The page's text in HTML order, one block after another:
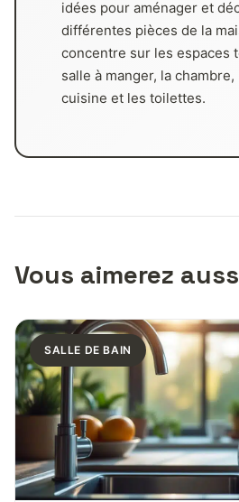
idées pour aménager et
différentes pièces de la
concentre sur les espaces
salle à manger, la
cuisine et les toilettes.
Vous aimerez
SALLE DE BAIN